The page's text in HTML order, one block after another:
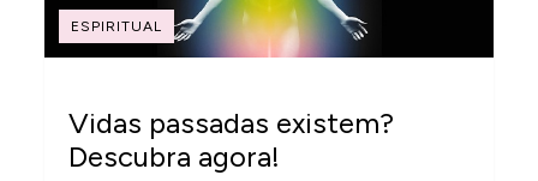
ESPIRITUAL
Vidas passadas existem?
Descubra agora!